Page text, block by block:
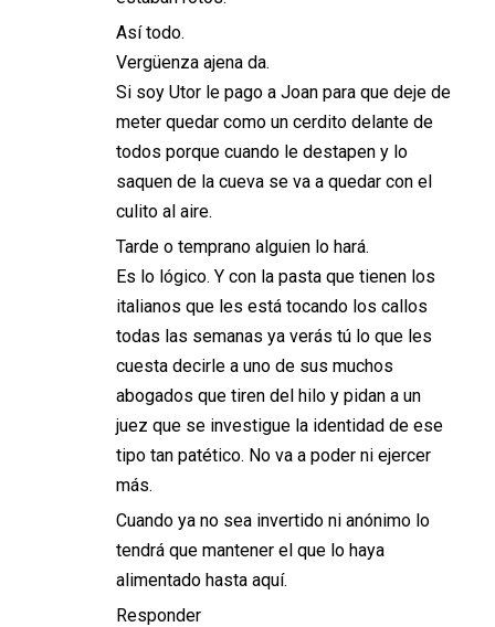
Así todo.
Vergüenza ajena da.
Si soy Utor le pago a Joan para que deje de
meter quedar como un cerdito delante de
todos porque cuando le destapen y lo
saquen de la cueva se va a quedar con el
culito al aire.
Tarde o temprano alguien lo hará.
Es lo lógico. Y con la pasta que tienen los
italianos que les está tocando los callos
todas las semanas ya verás tú lo que les
cuesta decirle a uno de sus muchos
abogados que tiren del hilo y pidan a un
juez que se investigue la identidad de ese
tipo tan patético. No va a poder ni ejercer
más.
Cuando ya no sea invertido ni anónimo lo
tendrá que mantener el que lo haya
alimentado hasta aquí.
Responder